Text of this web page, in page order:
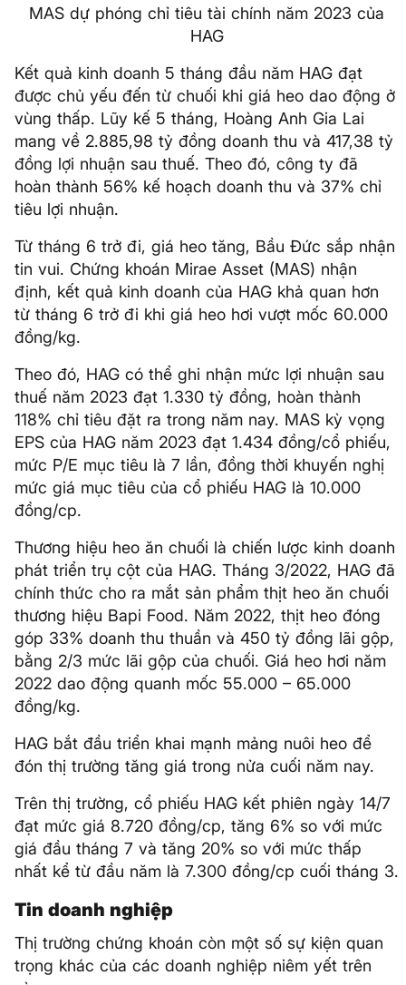
MAS dự phóng chỉ tiêu tài chính năm 2023 của
HAG
Kết quả kinh doanh 5 tháng đầu năm HAG đạt
được chủ yếu đến từ chuối khi giá heo dao động ở
vùng thấp. Lũy kế 5 tháng, Hoàng Anh Gia Lai
mang về 2.885,98 tỷ đồng doanh thu và 417,38 tỷ
đồng lợi nhuận sau thuế. Theo đó, công ty đã
hoàn thành 56% kế hoạch doanh thu và 37% chỉ
tiêu lợi nhuận.
Từ tháng 6 trở đi, giá heo tăng, Bầu Đức sắp nhận
tin vui. Chứng khoán Mirae Asset (MAS) nhận
định, kết quả kinh doanh của HAG khả quan hơn
từ tháng 6 trở đi khi giá heo hơi vượt mốc 60.000
đồng/kg.
Theo đó, HAG có thể ghi nhận mức lợi nhuận sau
thuế năm 2023 đạt 1.330 tỷ đồng, hoàn thành
118% chỉ tiêu đặt ra trong năm nay. MAS kỳ vọng
EPS của HAG năm 2023 đạt 1.434 đồng/cổ phiếu,
mức P/E mục tiêu là 7 lần, đồng thời khuyến nghị
mức giá mục tiêu của cổ phiếu HAG là 10.000
đồng/cp.
Thương hiệu heo ăn chuối là chiến lược kinh doanh
phát triển trụ cột của HAG. Tháng 3/2022, HAG đã
chính thức cho ra mắt sản phẩm thịt heo ăn chuối
thương hiệu Bapi Food. Năm 2022, thịt heo đóng
góp 33% doanh thu thuần và 450 tỷ đồng lãi gộp,
bằng 2/3 mức lãi gộp của chuối. Giá heo hơi năm
2022 dao động quanh mốc 55.000 – 65.000
đồng/kg.
HAG bắt đầu triển khai mạnh mảng nuôi heo để
đón thị trường tăng giá trong nửa cuối năm nay.
Trên thị trường, cổ phiếu HAG kết phiên ngày 14/7
đạt mức giá 8.720 đồng/cp, tăng 6% so với mức
giá đầu tháng 7 và tăng 20% so với mức thấp
nhất kể từ đầu năm là 7.300 đồng/cp cuối tháng 3.
Tin doanh nghiệp
Thị trường chứng khoán còn một số sự kiện quan
trọng khác của các doanh nghiệp niêm yết trên